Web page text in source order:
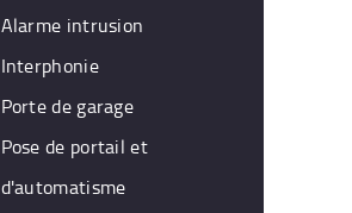
Alarme intrusion
Interphonie
Porte de garage
Pose de portail et
d'automatisme